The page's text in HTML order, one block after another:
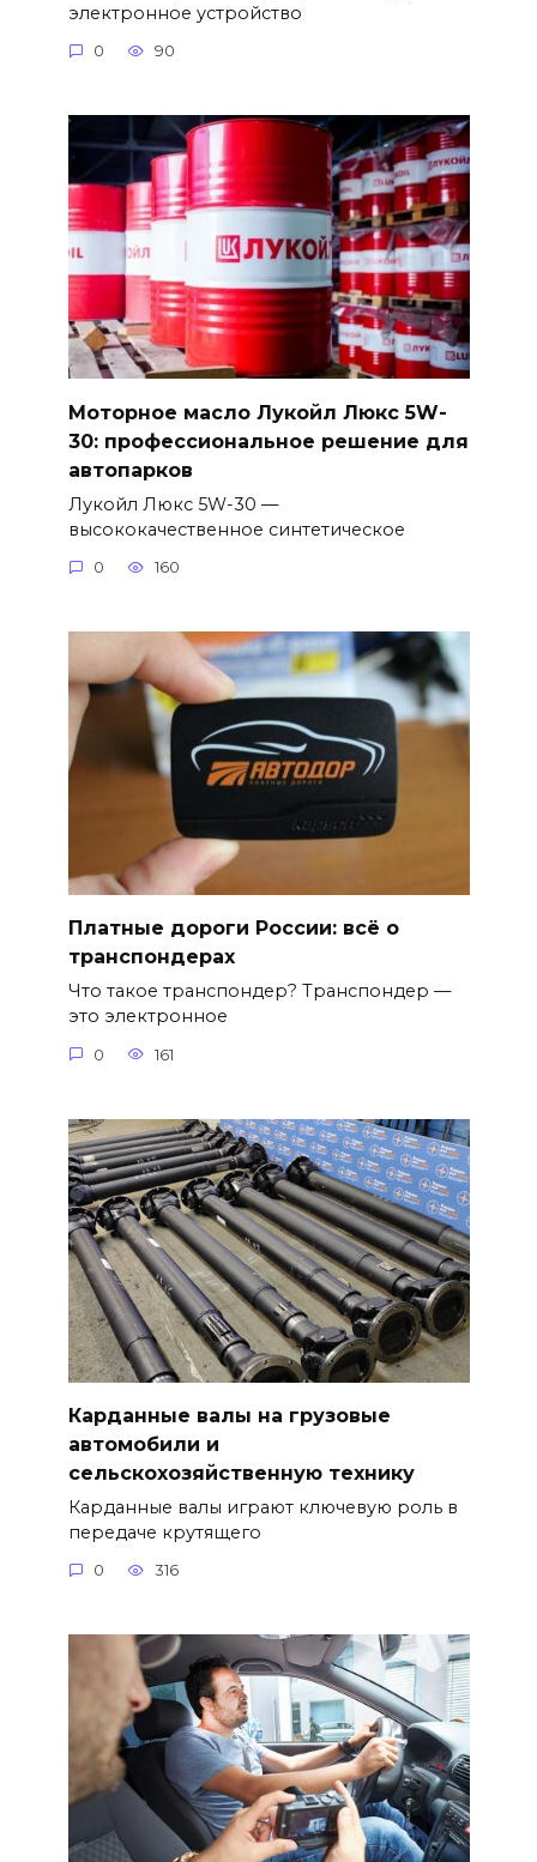
электронное устройство
0 90
Моторное масло Лукойл Люкс 5W-
30: профессиональное решение для
автопарков
Лукойл Люкс 5W-30 —
высококачественное синтетическое
0 160
Платные дороги России: всё о
транспондерах
Что такое транспондер? Транспондер —
это электронное
0 161
Карданные валы на грузовые
автомобили и
сельскохозяйственную технику
Карданные валы играют ключевую роль в
передаче крутящего
0 316